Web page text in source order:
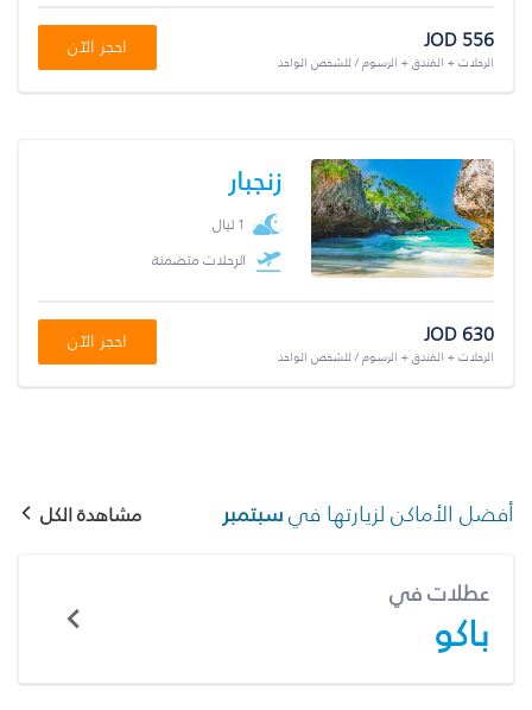
JOD 556
الرحلات + الفندق + الرسوم / للشخص الواحد
احجز الآن
زنجبار
1 ليال
الرحلات متضمنة
JOD 630
الرحلات + الفندق + الرسوم / للشخص الواحد
احجز الآن
أفضل الأماكن لزيارتها فيسبتمبر مشاهدة الكل
عطلات في
باكو